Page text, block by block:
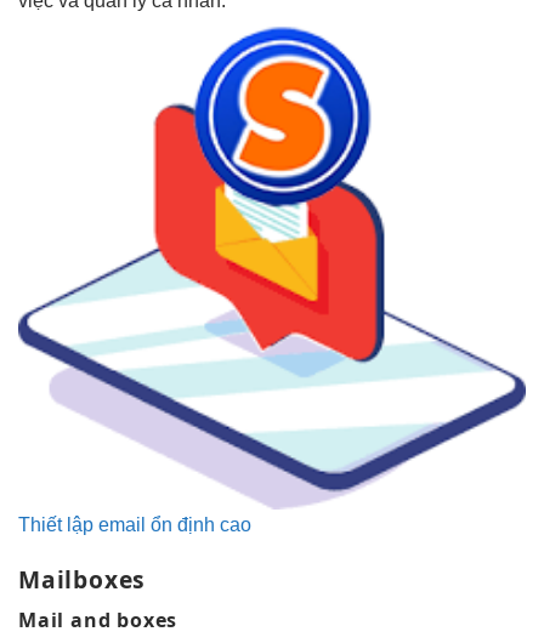
Thiết lập email ổn định cao
Mailboxes
Mail and boxes